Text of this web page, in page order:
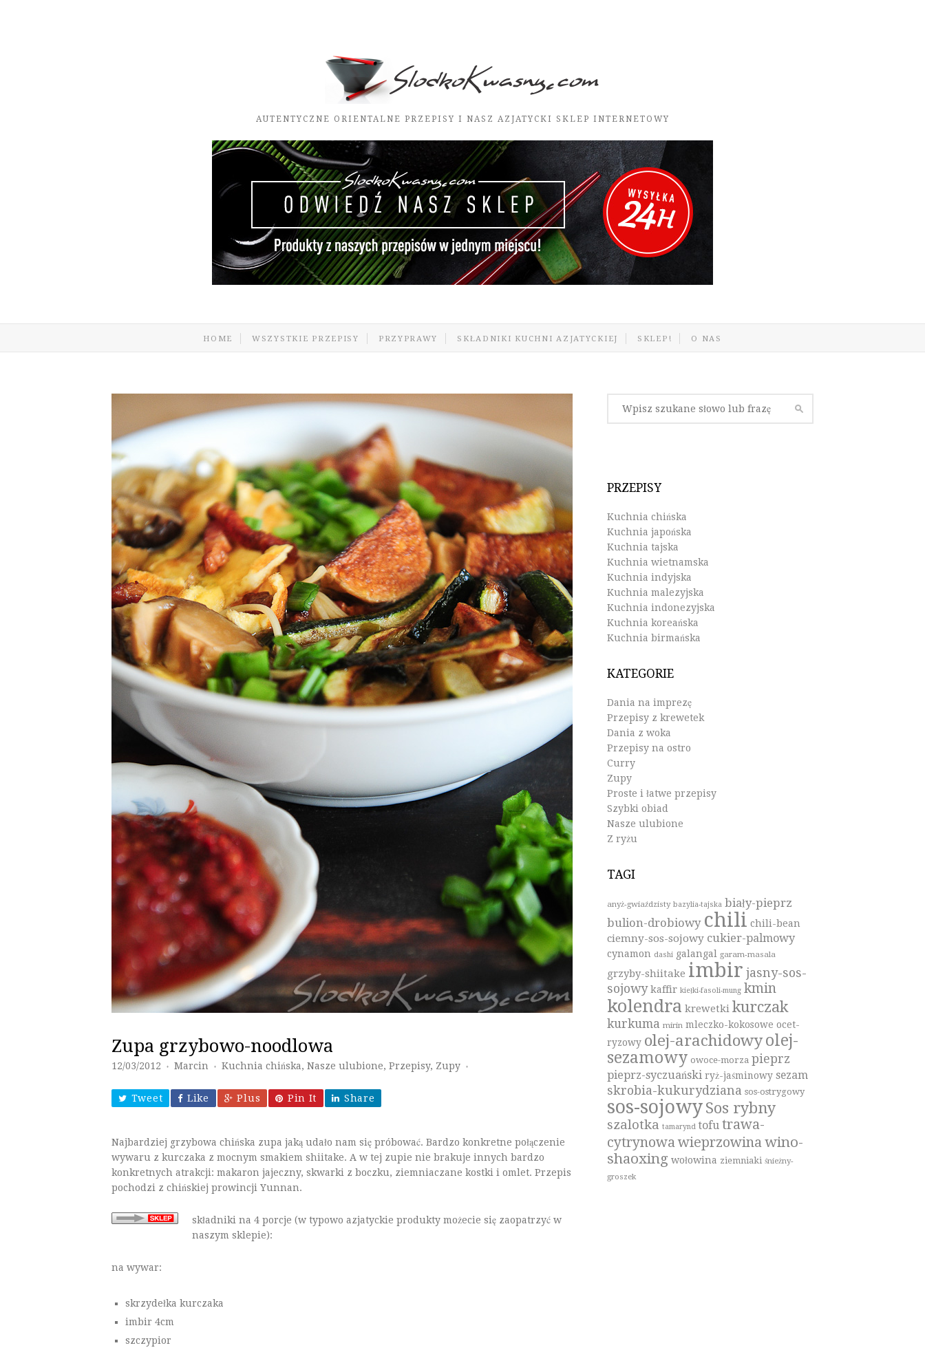
AUTENTYCZNE ORIENTALNE PRZEPISY I NASZ AZJATYCKI SKLEP INTERNETOWY
HOME WSZYSTKIE PRZEPISY PRZYPRAWY SKŁADNIKI KUCHNI AZJATYCKIEJ SKLEP! O NAS
Zupa grzybowo-noodlowa
12/03/2012 ♦ Marcin ♦ Kuchnia chińska, Nasze ulubione, Przepisy, Zupy ♦
Tweet Like Plus Pin It Share
Najbardziej grzybowa chińska zupa jaką udało nam się próbować. Bardzo konkretne połączenie
wywaru z kurczaka z mocnym smakiem shiitake. A w tej zupie nie brakuje innych bardzo
konkretnych atrakcji: makaron jajeczny, skwarki z boczku, ziemniaczane kostki i omlet. Przepis
pochodzi z chińskiej prowincji Yunnan.
składniki na 4 porcje (w typowo azjatyckie produkty możecie się zaopatrzyć w
naszym sklepie):
na wywar:
skrzydełka kurczaka
imbir 4cm
szczypior
PRZEPISY
Kuchnia chińska
Kuchnia japońska
Kuchnia tajska
Kuchnia wietnamska
Kuchnia indyjska
Kuchnia malezyjska
Kuchnia indonezyjska
Kuchnia koreańska
Kuchnia birmańska
KATEGORIE
Dania na imprezę
Przepisy z krewetek
Dania z woka
Przepisy na ostro
Curry
Zupy
Proste i łatwe przepisy
Szybki obiad
Nasze ulubione
Z ryżu
TAGI
anyż-gwiaździsty bazylia-tajska biały-pieprz
bulion-drobiowy chili chili-bean
ciemny-sos-sojowy cukier-palmowy
cynamon dashi galangal garam-masala
grzyby-shiitake imbir jasny-sos-
sojowy kaffir kiełki-fasoli-mung kmin
kolendra krewetki kurczak
kurkuma mirin mleczko-kokosowe ocet-
ryzowy olej-arachidowyolej-
sezamowy owoce-morza pieprz
pieprz-syczuański ryż-jaśminowy sezam
skrobia-kukurydziana sos-ostrygowy
sos-sojowy Sos rybny
szalotka tamarynd tofu trawa-
cytrynowawieprzowinawino-
shaoxing wołowina ziemniaki śnieżny-
groszek